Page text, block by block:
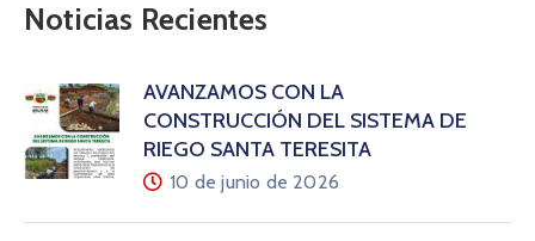
Noticias Recientes
AVANZAMOS CON LA
CONSTRUCCIÓN DEL SISTEMA DE
RIEGO SANTA TERESITA
10 de junio de 2026